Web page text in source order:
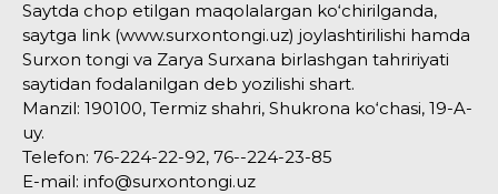
Saytda chop etilgan maqolalargan ko‘chirilganda,
saytga link (www.surxontongi.uz) joylashtirilishi hamda
Surxon tongi va Zarya Surxana birlashgan tahririyati
saytidan fodalanilgan deb yozilishi shart.
Manzil: 190100, Termiz shahri, Shukrona ko‘chasi, 19-A-
uy.
Telefon: 76-224-22-92, 76--224-23-85
E-mail: info@surxontongi.uz